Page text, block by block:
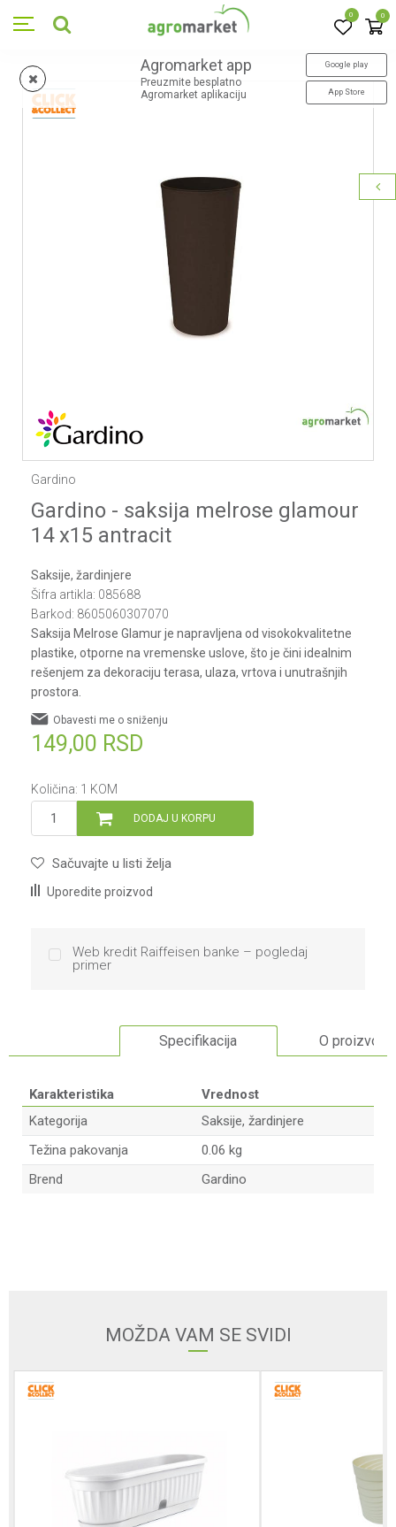
0 0
Agromarket app
Preuzmite besplatno
Agromarket aplikaciju
Google play
App Store
Gardino
Gardino - saksija melrose glamour
14 x15 antracit
Saksije, žardinjere
Šifra artikla: 085688
Barkod: 8605060307070
Saksija Melrose Glamur je napravljena od visokokvalitetne
plastike, otporne na vremenske uslove, što je čini idealnim
rešenjem za dekoraciju terasa, ulaza, vrtova i unutrašnjih
prostora.
149,00 RSD
Obavesti me o sniženju
Količina: 1 KOM
DODAJ U KORPU
Sačuvajte u listi želja
Uporedite proizvod
Web kredit Raiffeisen banke – pogledaj
primer
Specifikacija O proizvodu
Karakteristika
Vrednost
Kategorija
Saksije, žardinjere
Težina pakovanja
0.06 kg
Brend
Gardino
Poruka
MOŽDA VAM SE SVIDI